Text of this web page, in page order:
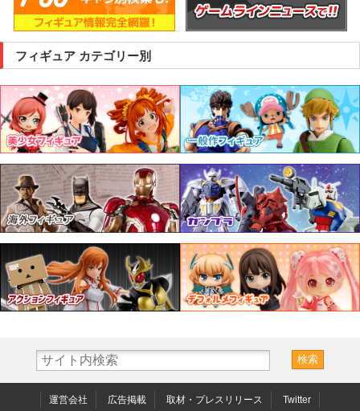
フィギュア カテゴリー別
運営会社 広告掲載 取材・プレスリリース Twitter